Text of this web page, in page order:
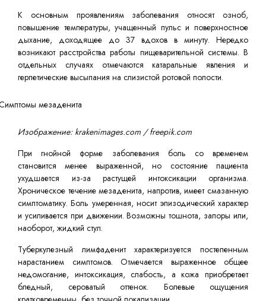
К основным проявлениям заболевания относят озноб,
повышение температуры, учащенный пульс и поверхностное
дыхание, доходящее до 37 вдохов в минуту. Нередко
возникают расстройства работы пищеварительной системы. В
отдельных случаях отмечаются катаральные явления и
герпетические высыпания на слизистой ротовой полости.
Изображение: krakenimages.com / freepik.com
При гнойной форме заболевания боль со временем
становится менее выраженной, но состояние пациента
ухудшается из-за растущей интоксикации организма.
Хроническое течение мезаденита, напротив, имеет смазанную
симптоматику. Боль умеренная, носит эпизодический характер
и усиливается при движении. Возможны тошнота, запоры или,
наоборот, жидкий стул.
Туберкулезный лимфаденит характеризуется постепенным
нарастанием симптомов. Отмечается выраженное общее
недомогание, интоксикация, слабость, а кожа приобретает
бледный, сероватый оттенок. Болевые ощущения